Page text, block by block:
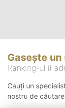
Gasește
Ranking-ul îi
Cauți un
nostru de